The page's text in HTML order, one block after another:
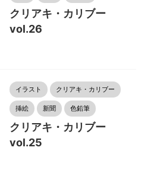
クリアキ・カリブー
vol.26
イラスト クリアキ・カリブー
挿絵 新聞 色鉛筆
クリアキ・カリブー
vol.25